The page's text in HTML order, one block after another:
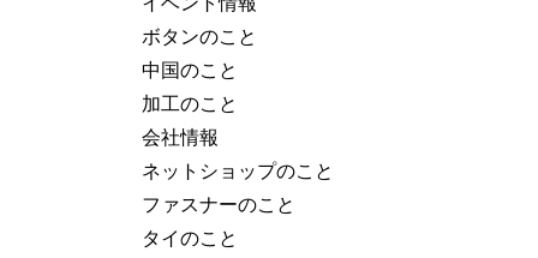
ボタンのこと
中国のこと
加工のこと
会社情報
ネットショップのこと
ファスナーのこと
タイのこと